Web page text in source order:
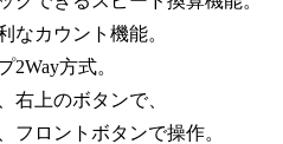
なカウント機能。
2Way方式。
右上のボタンで、
フロントボタンで操作。